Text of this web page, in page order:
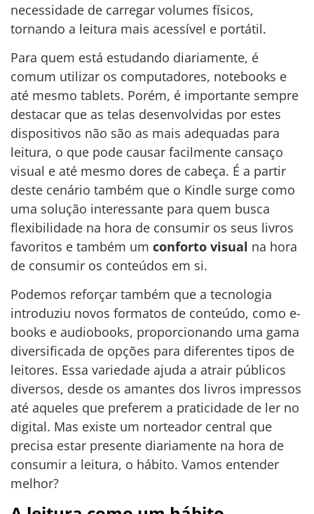
necessidade de carregar volumes físicos,
tornando a leitura mais acessível e portátil.
Para quem está estudando diariamente, é
comum utilizar os computadores, notebooks e
até mesmo tablets. Porém, é importante sempre
destacar que as telas desenvolvidas por estes
dispositivos não são as mais adequadas para
leitura, o que pode causar facilmente cansaço
visual e até mesmo dores de cabeça. É a partir
deste cenário também que o Kindle surge como
uma solução interessante para quem busca
flexibilidade na hora de consumir os seus livros
favoritos e também um conforto visual na hora
de consumir os conteúdos em si.
Podemos reforçar também que a tecnologia
introduziu novos formatos de conteúdo, como e-
books e audiobooks, proporcionando uma gama
diversificada de opções para diferentes tipos de
leitores. Essa variedade ajuda a atrair públicos
diversos, desde os amantes dos livros impressos
até aqueles que preferem a praticidade de ler no
digital. Mas existe um norteador central que
precisa estar presente diariamente na hora de
consumir a leitura, o hábito. Vamos entender
melhor?